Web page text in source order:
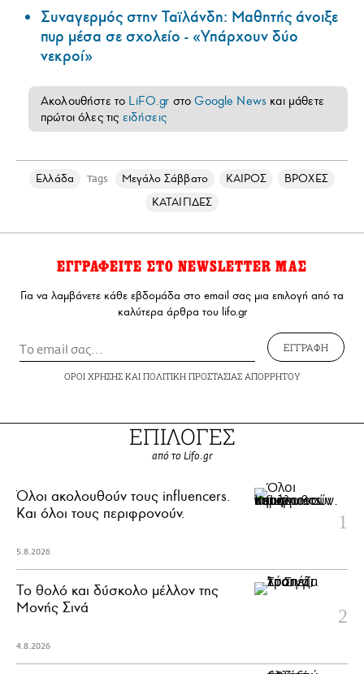
Συναγερμός στην Ταϊλάνδη: Μαθητής άνοιξε
πυρ μέσα σε σχολείο - «Υπάρχουν δύο
νεκροί»
Ακολουθήστε το LiFO.gr στοGoogle News και μάθετε
πρώτοι όλες τις ειδήσεις
Ελλάδα Tags Μεγάλο Σάββατο ΚΑΙΡΟΣ
ΒΡΟΧΕΣ
ΚΑΤΑΙΓΙΔΕΣ
ΕΓΓΡΑΦΕΙΤΕ ΣΤΟ NEWSLETTER ΜΑΣ
Για να λαμβάνετε κάθε εβδομάδα στο email σας μια επιλογή από τα
καλύτερα άρθρα του lifo.gr
ΕΓΓΡΑΦΗ
ΟΡΟΙ ΧΡΗΣΗΣΚΑΙ ΠΟΛΙΤΙΚΗ ΠΡΟΣΤΑΣΙΑΣ ΑΠΟΡΡΗΤΟΥ
ΕΠΙΛΟΓΕΣ
από το Lifo.gr
Όλοι ακολουθούν τους influencers.
Και όλοι τους περιφρονούν.
5.8.2026
Το θολό και δύσκολο μέλλον της
Μονής Σινά
4.8.2026